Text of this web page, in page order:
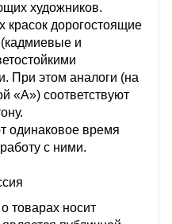
художников.
красок дорогостоящие
и
При этом аналоги (на
«А») соответствуют
одинаковое время
с ними.
товарах носит